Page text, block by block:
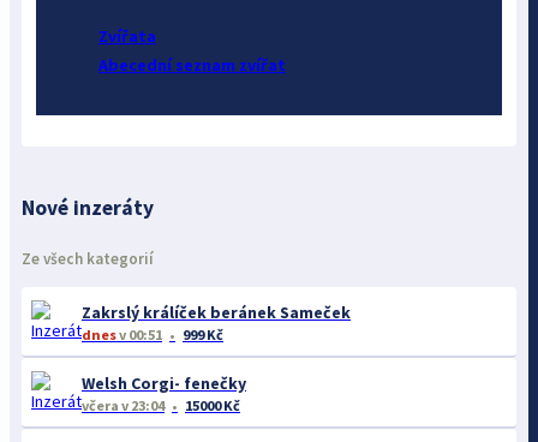
Zvířata
Abecední seznam zvířat
Nové inzeráty
Ze všech kategorií
Zakrslý králíček beránek Sameček
dnesv 00:51 999 Kč
Welsh Corgi- fenečky
včera v 23:04 15000 Kč